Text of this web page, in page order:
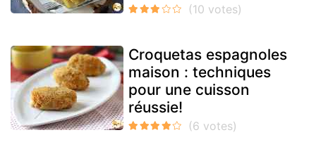
Croquetas espagnoles
maison : techniques
pour une cuisson
réussie!